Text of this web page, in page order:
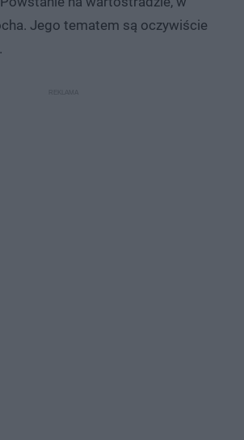
Jego tematem są oczywiście